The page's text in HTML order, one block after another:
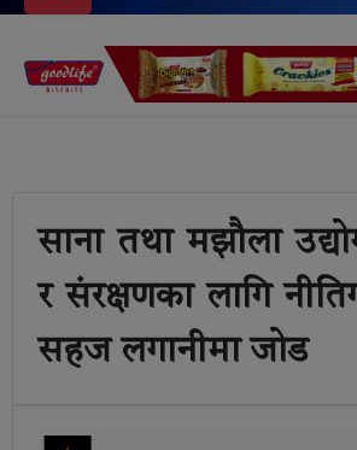
साना तथा मझौला
र संरक्षणका लागि
सहज लगानीमा जोड